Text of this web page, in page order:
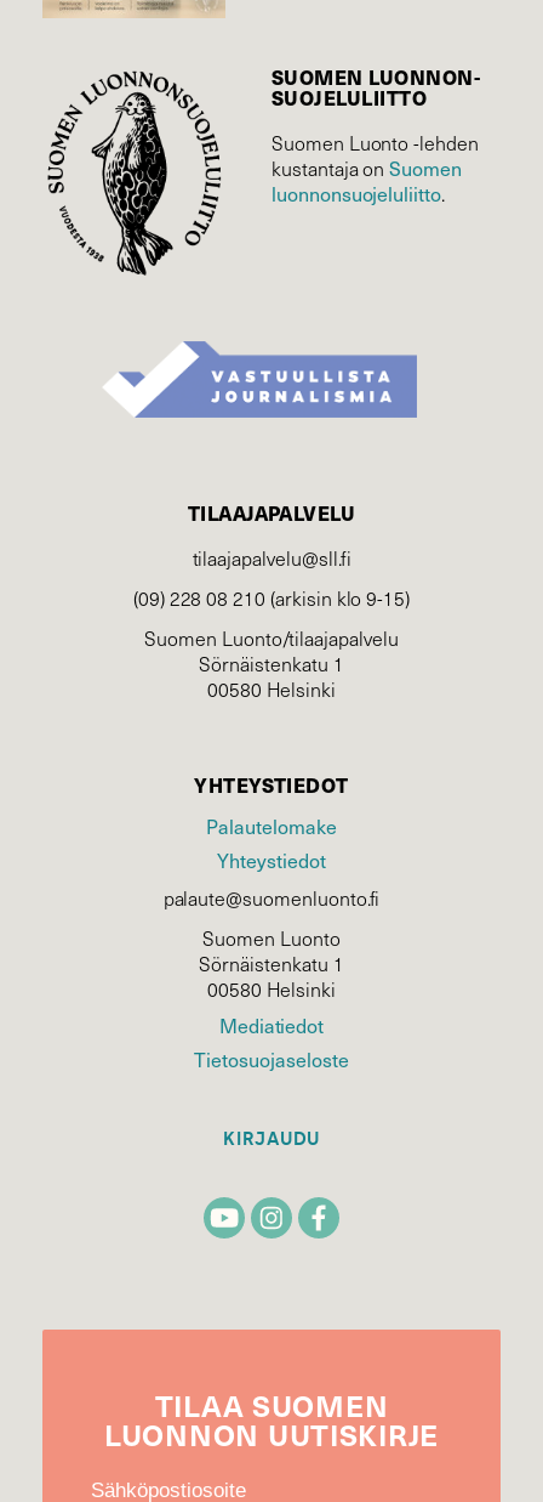
SUOMEN LUONNON­
SUOJELU­LIITTO
Suomen Luonto -lehden
kustantaja onSuomen
luonnonsuojelu­liitto.
TILAAJAPALVELU
tilaajapalvelu@sll.fi
(09) 228 08 210 (arkisin klo 9-15)
Suomen Luonto/tilaajapalvelu
Sörnäistenkatu 1
00580 Helsinki
YHTEYSTIEDOT
Palautelomake
Yhteystiedot
palaute@suomenluonto.fi
Suomen Luonto
Sörnäistenkatu 1
00580 Helsinki
Mediatiedot
Tietosuojaseloste
KIRJAUDU
TILAA SUOMEN
LUONNON UUTIS­KIRJE
Sähköpostiosoite